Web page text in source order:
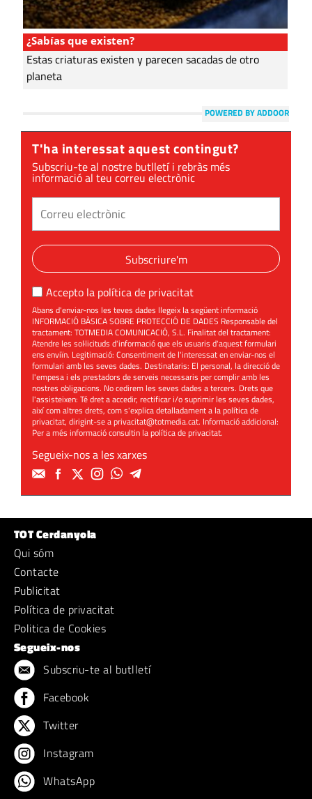
¿Sabías que existen?
Estas criaturas existen y parecen sacadas de otro
planeta
POWERED BY ADDOOR
T'ha interessat aquest contingut?
Subscriu-te al nostre butlletí i rebràs més
informació al teu correu electrònic
Subscriure'm
Accepto la política de privacitat
Abans d'enviar-nos les teves dades llegeix la següent informació
INFORMACIÓ BÀSICA SOBRE PROTECCIÓ DE DADES Responsable del
tractament: TOTMEDIA COMUNICACIÓ, S.L. Finalitat del tractament:
Atendre les sol·licituds d'informació que els usuaris d'aquest formulari
ens enviïn. Legitimació: Consentiment de l'interessat en enviar-nos el
formulari amb les seves dades. Destinataris: El personal, la direcció de
l'empesa i els prestadors de serveis necessaris per complir amb les
nostres obligacions. No cedirem les seves dades a tercers. Drets que
l'assisteixen: Té dret a accedir, rectificar i/o suprimir les seves dades,
així com altres drets, com s'explica detalladament a la política de
privacitat, dirigint-se aprivacitat@totmedia.cat. Informació addicional:
Per a més informació consultin lapolítica de privacitat.
Segueix-nos a les xarxes
TOT Cerdanyola
Qui sóm
Contacte
Publicitat
Política de privacitat
Politica de Cookies
Segueix-nos
Subscriu-te al butlletí
Facebook
Twitter
Instagram
WhatsApp